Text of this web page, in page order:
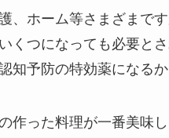
、ホーム等さまざまです
くつになっても必要と
知予防の特効薬になるか
の作った料理が一番美味